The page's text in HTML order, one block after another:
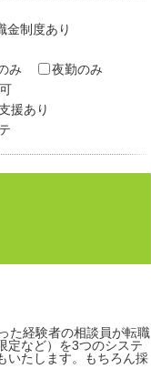
金制度あり
み
夜勤のみ
援あり
た経験者の相談員が転職
定など）を3つのシステ
いたします。もちろん採